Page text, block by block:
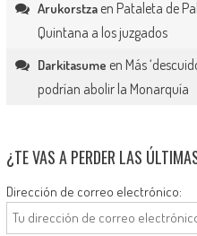
Arukorstzaen Pataleta de
Quintana a los juzgados
Darkitasume en Más
podrían abolir la Monarquía
¿TE VAS A PERDER LAS
Dirección de correo electrónico: